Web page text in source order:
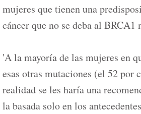
mujeres que tienen una
cáncer que no se deba al BRCA1
'A la mayoría de las mujeres en
esas otras mutaciones (el 52 por
realidad se les haría una
la basada solo en los